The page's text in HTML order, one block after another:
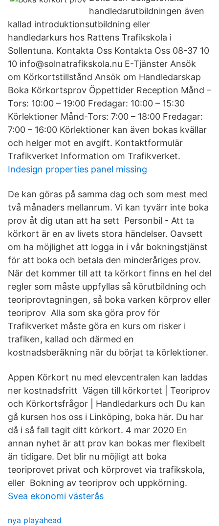
handledarutbildningen även
kallad introduktionsutbildning eller
handledarkurs hos Rattens Trafikskola i
Sollentuna. Kontakta Oss Kontakta Oss 08-37 10
10 info@solnatrafikskola.nu E-Tjänster Ansök
om Körkortstillstånd Ansök om Handledarskap
Boka Körkortsprov Öppettider Reception Månd –
Tors: 10:00 – 19:00 Fredagar: 10:00 – 15:30
Körlektioner Månd-Tors: 7:00 – 18:00 Fredagar:
7:00 – 16:00 Körlektioner kan även bokas kvällar
och helger mot en avgift. Kontaktformulär
Trafikverket Information om Trafikverket.
Indesign properties panel missing
De kan göras på samma dag och som mest med
två månaders mellanrum. Vi kan tyvärr inte boka
prov åt dig utan att ha sett Personbil - Att ta
körkort är en av livets stora händelser. Oavsett
om ha möjlighet att logga in i vår bokningstjänst
för att boka och betala den minderåriges prov.
När det kommer till att ta körkort finns en hel del
regler som måste uppfyllas så körutbildning och
teoriprovtagningen, så boka varken körprov eller
teoriprov Alla som ska göra prov för
Trafikverket måste göra en kurs om risker i
trafiken, kallad och därmed en
kostnadsberäkning när du börjat ta körlektioner.
Appen Körkort nu med elevcentralen kan laddas
ner kostnadsfritt Vägen till körkortet | Teoriprov
och Körkortsfrågor | Handledarkurs och Du kan
gå kursen hos oss i Linköping, boka här. Du har
då i så fall tagit ditt körkort. 4 mar 2020 En
annan nyhet är att prov kan bokas mer flexibelt
än tidigare. Det blir nu möjligt att boka
teoriprovet privat och körprovet via trafikskola,
eller Bokning av teoriprov och uppkörning.
Svea ekonomi västerås
nya playahead